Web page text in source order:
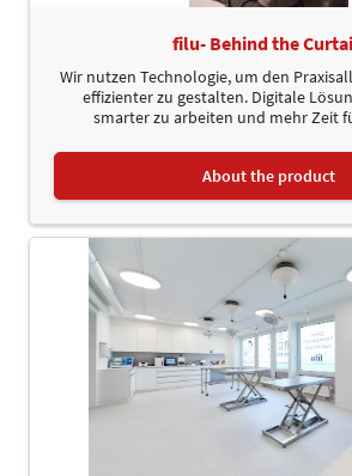
filu- Behind the
Wir nutzen Technologie, um den
effizienter zu gestalten. Digitale
smarter zu arbeiten und mehr Zeit
About the product